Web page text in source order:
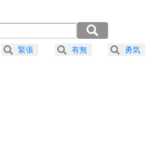
い人は、怒りを優しさで表現する。
思考
32秒）
1秒）
41秒）
緊張 有無 勇気